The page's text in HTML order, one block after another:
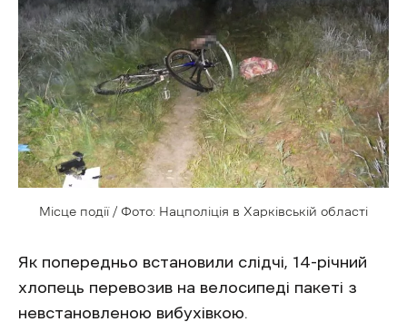
Місце події / Фото: Нацполіція в Харківській області
Як попередньо встановили слідчі, 14-річний
хлопець перевозив на велосипеді пакеті з
невстановленою вибухівкою.